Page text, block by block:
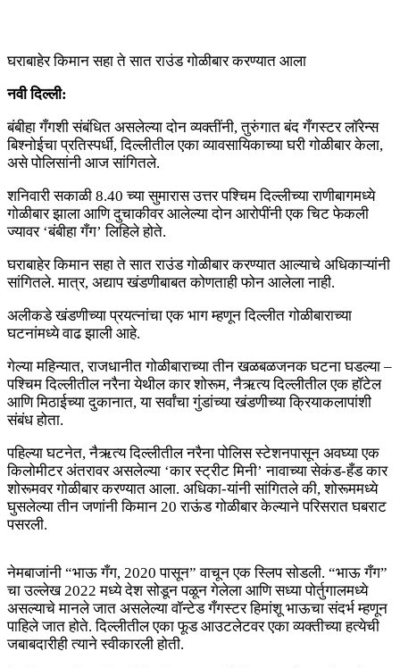
घराबाहेर किमान सहा ते सात राउंड गोळीबार करण्यात आला
नवी दिल्ली:
बंबीहा गँगशी संबंधित असलेल्या दोन व्यक्तींनी, तुरुंगात बंद गँगस्टर लॉरेन्स
बिश्नोईचा प्रतिस्पर्धी, दिल्लीतील एका व्यावसायिकाच्या घरी गोळीबार केला,
असे पोलिसांनी आज सांगितले.
शनिवारी सकाळी 8.40 च्या सुमारास उत्तर पश्चिम दिल्लीच्या राणीबागमध्ये
गोळीबार झाला आणि दुचाकीवर आलेल्या दोन आरोपींनी एक चिट फेकली
ज्यावर ‘बंबीहा गँग’ लिहिले होते.
घराबाहेर किमान सहा ते सात राउंड गोळीबार करण्यात आल्याचे अधिकाऱ्यांनी
सांगितले. मात्र, अद्याप खंडणीबाबत कोणताही फोन आलेला नाही.
अलीकडे खंडणीच्या प्रयत्नांचा एक भाग म्हणून दिल्लीत गोळीबाराच्या
घटनांमध्ये वाढ झाली आहे.
गेल्या महिन्यात, राजधानीत गोळीबाराच्या तीन खळबळजनक घटना घडल्या –
पश्चिम दिल्लीतील नरैना येथील कार शोरूम, नैऋत्य दिल्लीतील एक हॉटेल
आणि मिठाईच्या दुकानात, या सर्वांचा गुंडांच्या खंडणीच्या क्रियाकलापांशी
संबंध होता.
पहिल्या घटनेत, नैऋत्य दिल्लीतील नरैना पोलिस स्टेशनपासून अवघ्या एक
किलोमीटर अंतरावर असलेल्या ‘कार स्ट्रीट मिनी’ नावाच्या सेकंड-हँड कार
शोरूमवर गोळीबार करण्यात आला. अधिका-यांनी सांगितले की, शोरूममध्ये
घुसलेल्या तीन जणांनी किमान 20 राऊंड गोळीबार केल्याने परिसरात घबराट
पसरली.
नेमबाजांनी “भाऊ गँग, 2020 पासून” वाचून एक स्लिप सोडली. “भाऊ गँग”
चा उल्लेख 2022 मध्ये देश सोडून पळून गेलेला आणि सध्या पोर्तुगालमध्ये
असल्याचे मानले जात असलेल्या वॉन्टेड गँगस्टर हिमांशू भाऊचा संदर्भ म्हणून
पाहिले जात होते. दिल्लीतील एका फूड आउटलेटवर एका व्यक्तीच्या हत्येची
जबाबदारीही त्याने स्वीकारली होती.